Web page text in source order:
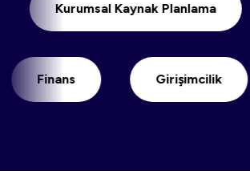
Kurumsal Kaynak Planlama
Girişimcilik